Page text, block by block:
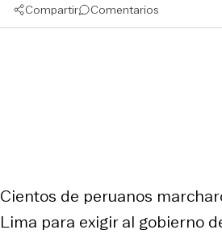
Compartir Comentarios
Cientos de peruanos
Lima para exigir al gobierno